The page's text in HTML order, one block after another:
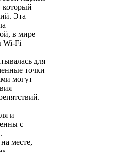
который
Эта
в мире
Wi-Fi
для
точки
могут
и
с
месте,